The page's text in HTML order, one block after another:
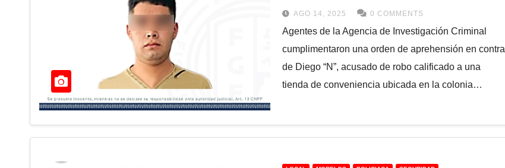
de Ixtla
AGO 14, 2025 0 COMMENTS
Agentes de la Agencia de Investigación Criminal
cumplimentaron una orden de aprehensión en contra
de Diego “N”, acusado de robo calificado a una
tienda de conveniencia ubicada en la colonia…